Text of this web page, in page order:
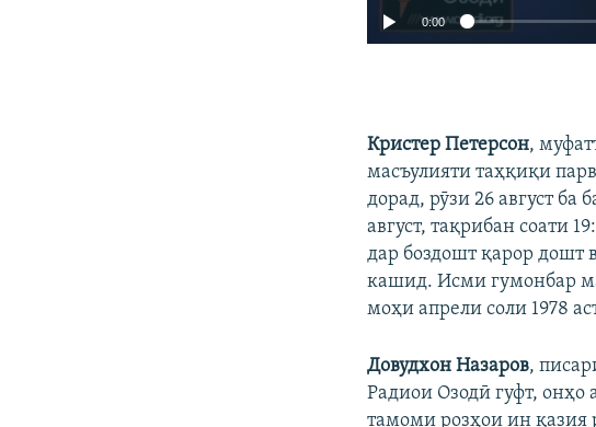
0:00
Кристер Петерсон,
масъулияти таҳқиқи
дорад, рӯзи 26 август
август, тақрибан соати
дар боздошт қарор дошт
кашид. Исми гумонбар
моҳи апрели соли 1978
Довудхон Назаров,
Радиои Озодӣ гуфт, онҳо
тамоми розҳои ин